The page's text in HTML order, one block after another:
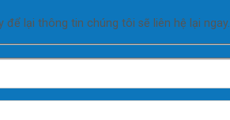
để lại thông tin chúng tôi sẽ liên hệ lại ngay.